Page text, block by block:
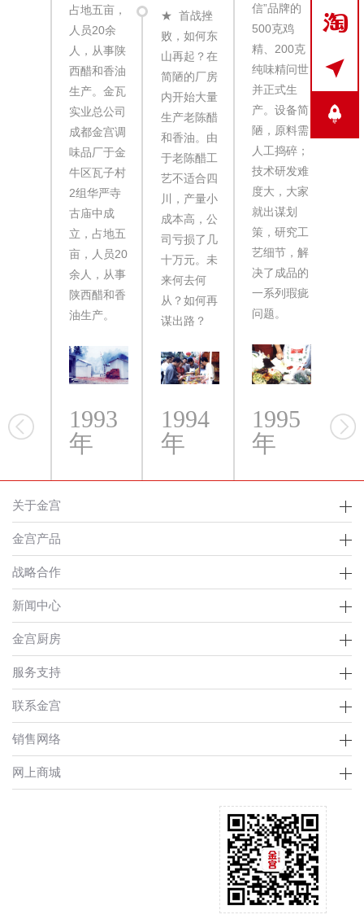
占地五亩，
人员20余
人，从事陕
西醋和香油
生产。金瓦
实业总公司
成都金宫调
味品厂于金
牛区瓦子村
2组华严寺
古庙中成
立，占地五
亩，人员20
余人，从事
陕西醋和香
油生产。
1993
年
★ 首战挫
败，如何东
山再起？在
简陋的厂房
内开始大量
生产老陈醋
和香油。由
于老陈醋工
艺不适合四
川，产量小
成本高，公
司亏损了几
十万元。未
来何去何
从？如何再
谋出路？
1994
年
信”品牌的
500克鸡
精、200克
纯味精问世
并正式生
产。设备简
陋，原料需
人工捣碎；
技术研发难
度大，大家
就出谋划
策，研究工
艺细节，解
决了成品的
一系列瑕疵
问题。
1995
年
步
句
又
关于金宫
金宫产品
战略合作
新闻中心
金宫厨房
服务支持
联系金宫
销售网络
网上商城

